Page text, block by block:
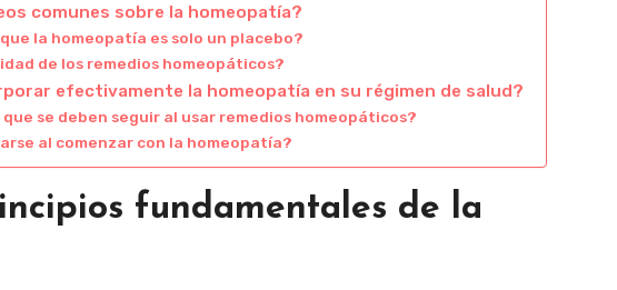
comunes sobre la homeopatía?
la homeopatía es solo un placebo?
de los remedios homeopáticos?
efectivamente la homeopatía en su régimen de salud?
se deben seguir al usar remedios homeopáticos?
al comenzar con la homeopatía?
fundamentales de la